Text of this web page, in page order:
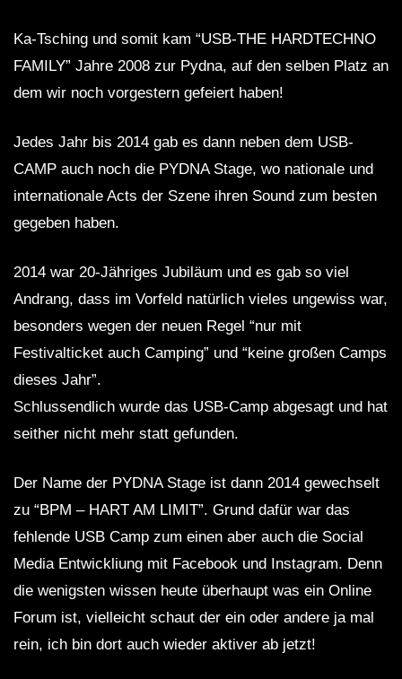
Ka-Tsching und somit kam “USB-THE HARDTECHNO
FAMILY” Jahre 2008 zur Pydna, auf den selben Platz an
dem wir noch vorgestern gefeiert haben!
Jedes Jahr bis 2014 gab es dann neben dem USB-
CAMP auch noch die PYDNA Stage, wo nationale und
internationale Acts der Szene ihren Sound zum besten
gegeben haben.
2014 war 20-Jähriges Jubiläum und es gab so viel
Andrang, dass im Vorfeld natürlich vieles ungewiss war,
besonders wegen der neuen Regel “nur mit
Festivalticket auch Camping” und “keine großen Camps
dieses Jahr”.
Schlussendlich wurde das USB-Camp abgesagt und hat
seither nicht mehr statt gefunden.
Der Name der PYDNA Stage ist dann 2014 gewechselt
zu “BPM – HART AM LIMIT”. Grund dafür war das
fehlende USB Camp zum einen aber auch die Social
Media Entwickliung mit Facebook und Instagram. Denn
die wenigsten wissen heute überhaupt was ein Online
Forum ist, vielleicht schaut der ein oder andere ja mal
rein, ich bin dort auch wieder aktiver ab jetzt!